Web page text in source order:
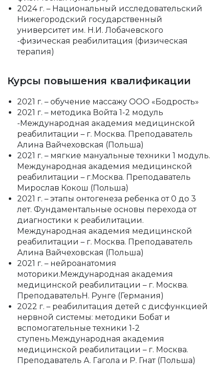
2024 г. – Национальный исследовательский
Нижегородский государственный
университет им. Н.И. Лобачевского
-физическая реабилитация (физическая
терапия)
Курсы повышения квалификации
2021 г. – обучение массажу ООО «Бодрость»
2021 г. – методика Войта 1-2 модуль
-Международная академия медицинской
реабилитации – г. Москва. Преподаватель
Алина Вайчеховская (Польша)
2021 г. – мягкие мануальные техники 1 модуль.
Международная академия медицинской
реабилитации – г.Москва. Преподаватель
Мирослав Кокош (Польша)
2021 г. – этапы онтогенеза ребенка от 0 до 3
лет. Фундаментальные основы перехода от
диагностики к реабилитации.
Международная академия медицинской
реабилитации – г. Москва. Преподаватель
Алина Вайчеховская (Польша)
2021 г. – нейроанатомия
моторики.Международная академия
медицинской реабилитации – г. Москва.
ПреподавательН. Рунге (Германия)
2022 г. – реабилитация детей с дисфункцией
нервной системы: методики Бобат и
вспомогательные техники 1-2
ступень.Международная академия
медицинской реабилитации – г. Москва.
Преподаватель А. Гагола и Р. Гнат (Польша)